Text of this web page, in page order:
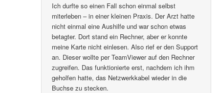
Ich durfte so einen Fall schon einmal selbst
miterleben – in einer kleinen Praxis. Der Arzt hatte
nicht einmal eine Aushilfe und war schon etwas
betagter. Dort stand ein Rechner, aber er konnte
meine Karte nicht einlesen. Also rief er den Support
an. Dieser wollte per TeamViewer auf den Rechner
zugreifen. Das funktionierte erst, nachdem ich ihm
geholfen hatte, das Netzwerkkabel wieder in die
Buchse zu stecken.